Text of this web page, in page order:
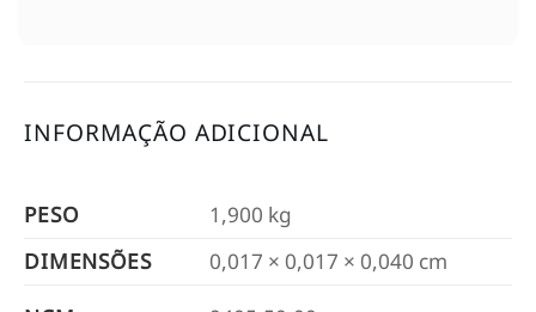
INFORMAÇÃO ADICIONAL
PESO
1,900 kg
DIMENSÕES
0,017 × 0,017 × 0,040 cm